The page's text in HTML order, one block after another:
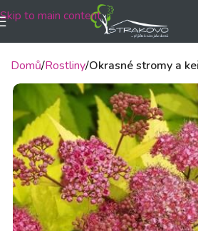
Skip to main content
Domů Rostliny Okrasné stromy a